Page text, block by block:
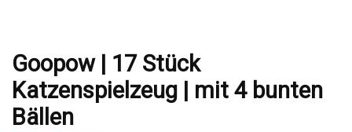
Goopow | 17 Stück
Katzenspielzeug | mit 4 bunten
Bällen